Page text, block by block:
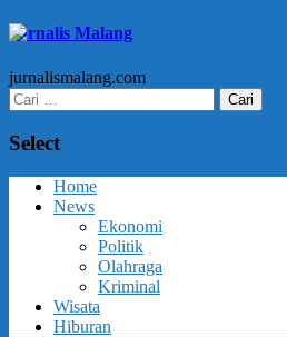
Jurnalis Malang
jurnalismalang.com
Cari
untuk:
Select
Home
News
Ekonomi
Politik
Olahraga
Kriminal
Wisata
Hiburan